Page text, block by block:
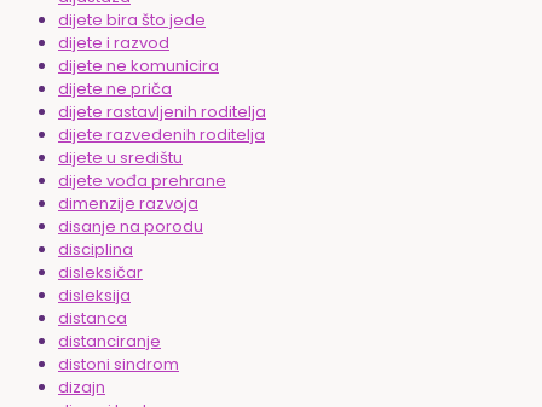
dijete bira što jede
dijete i razvod
dijete ne komunicira
dijete ne priča
dijete rastavljenih roditelja
dijete razvedenih roditelja
dijete u središtu
dijete vođa prehrane
dimenzije razvoja
disanje na porodu
disciplina
disleksičar
disleksija
distanca
distanciranje
distoni sindrom
dizajn